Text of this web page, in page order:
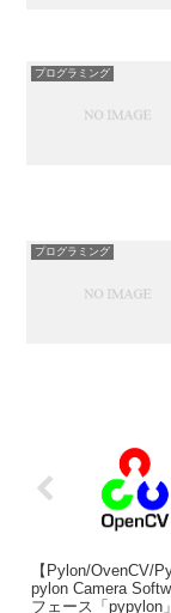
プログラミング
プログラミング
【Pylon/OvenCV/
pylon Camera
フェース「pypylon